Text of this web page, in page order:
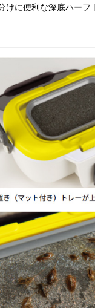
けに便利な深底ハーフ